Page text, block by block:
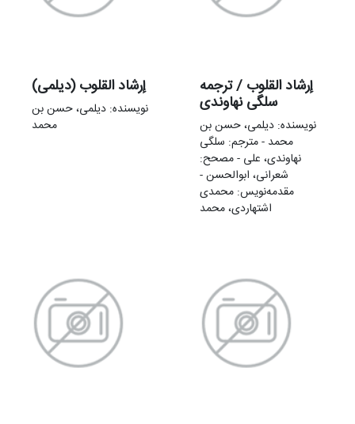
إرشاد القلوب (دیلمی)
نویسنده: دیلمی، حسن بن
محمد
إرشاد القلوب / ترجمه
سلگی نهاوندی
نویسنده: دیلمی، حسن بن
محمد - مترجم: سلگی
نهاوندی، علی - مصحح:
شعرانی، ابوالحسن -
مقدمه‌نويس: محمدی
اشتهاردی، محمد